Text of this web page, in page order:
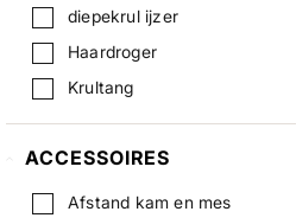
diepekrul ijzer
Haardroger
Krultang
krulzet
NeusTrimmer
stijltang
ACCESSOIRES
Afstand kam en mes